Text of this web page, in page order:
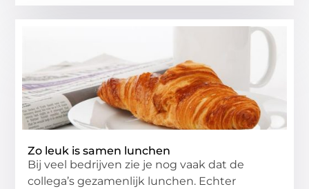
Zo leuk is samen lunchen
Bij veel bedrijven zie je nog vaak dat de
collega’s gezamenlijk lunchen. Echter